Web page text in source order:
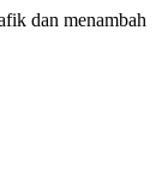
dan menambah